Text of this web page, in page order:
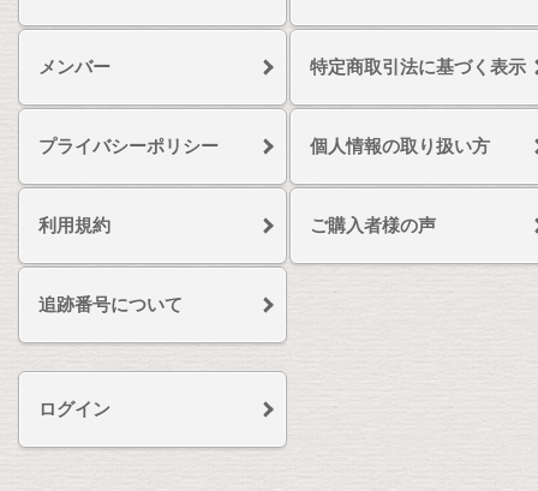
メンバー 特定商取引法に基づく表示
プライバシーポリシー 個人情報の取り扱い方
利用規約 ご購入者様の声
追跡番号について
ログイン